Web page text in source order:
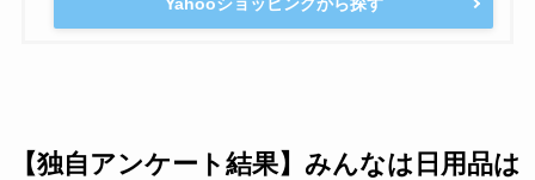
【独自アンケート結果】みんなは日用品は